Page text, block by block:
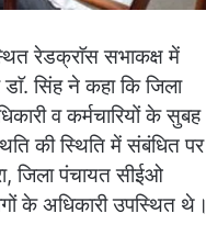
रेडक्राॅस सभाकक्ष में
सिंह ने कहा कि जिला
व कर्मचारियों के सुबह
की स्थिति में संबंधित पर
जिला पंचायत सीईओ
के अधिकारी उपस्थित थे।